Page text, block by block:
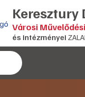
Keresztury
Városi
és intézményei